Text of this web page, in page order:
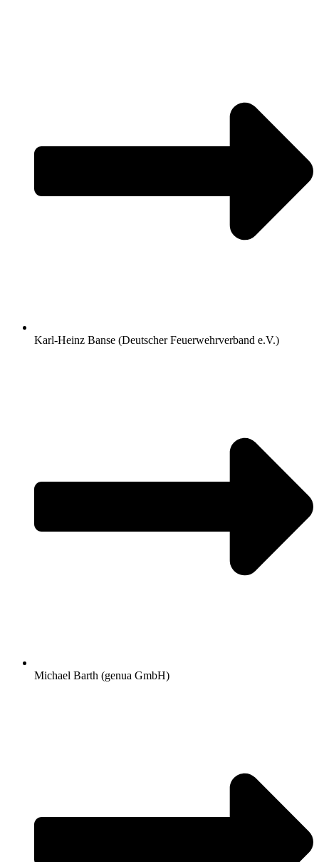
Karl-Heinz Banse (Deutscher Feuerwehrverband e.V.)
Michael Barth (genua GmbH)